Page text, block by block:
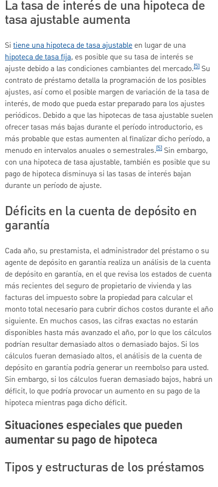
La tasa de interés de una hipoteca de
tasa ajustable aumenta
Si tiene una hipoteca de tasa ajustableen lugar de una
hipoteca de tasa fija, es posible que su tasa de interés se
ajuste debido a las condiciones cambiantes del mercado.[5] Su
contrato de préstamo detalla la programación de los posibles
ajustes, así como el posible margen de variación de la tasa de
interés, de modo que pueda estar preparado para los ajustes
periódicos. Debido a que las hipotecas de tasa ajustable suelen
ofrecer tasas más bajas durante el período introductorio, es
más probable que estas aumenten al finalizar dicho período, a
menudo en intervalos anuales o semestrales.[5] Sin embargo,
con una hipoteca de tasa ajustable, también es posible que su
pago de hipoteca disminuya si las tasas de interés bajan
durante un período de ajuste.
Déficits en la cuenta de depósito en
garantía
Cada año, su prestamista, el administrador del préstamo o su
agente de depósito en garantía realiza un análisis de la cuenta
de depósito en garantía, en el que revisa los estados de cuenta
más recientes del seguro de propietario de vivienda y las
facturas del impuesto sobre la propiedad para calcular el
monto total necesario para cubrir dichos costos durante el año
siguiente. En muchos casos, las cifras exactas no estarán
disponibles hasta más avanzado el año, por lo que los cálculos
podrían resultar demasiado altos o demasiado bajos. Si los
cálculos fueran demasiado altos, el análisis de la cuenta de
depósito en garantía podría generar un reembolso para usted.
Sin embargo, si los cálculos fueran demasiado bajos, habrá un
déficit, lo que podría provocar un aumento en su pago de la
hipoteca mientras paga dicho déficit.
Situaciones especiales que pueden
aumentar su pago de hipoteca
Tipos y estructuras de los préstamos